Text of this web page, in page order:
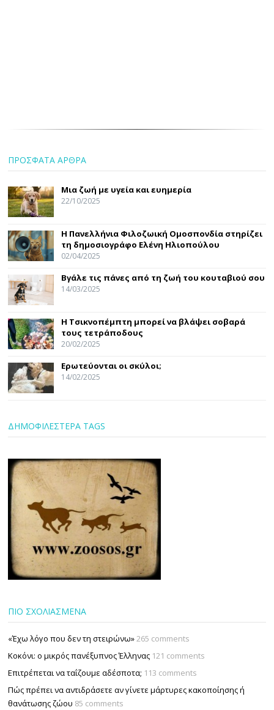
ΠΡΟΣΦΑΤΑ ΑΡΘΡΑ
Μια ζωή με υγεία και ευημερία
22/10/2025
Η Πανελλήνια Φιλοζωική Ομοσπονδία στηρίζει
τη δημοσιογράφο Ελένη Ηλιοπούλου
02/04/2025
Βγάλε τις πάνες από τη ζωή του κουταβιού σου
14/03/2025
Η Τσικνοπέμπτη μπορεί να βλάψει σοβαρά
τους τετράποδους
20/02/2025
Ερωτεύονται οι σκύλοι;
14/02/2025
ΔΗΜΟΦΙΛΕΣΤΕΡΑ TAGS
ΠΙΟ ΣΧΟΛΙΑΣΜΕΝΑ
«Έχω λόγο που δεν τη στειρώνω»265 comments
Κοκόνι: ο μικρός πανέξυπνος Έλληνας 121 comments
Επιτρέπεται να ταΐζουµε αδέσποτα; 113 comments
Πώς πρέπει να αντιδράσετε αν γίνετε μάρτυρες κακοποίησης ή
θανάτωσης ζώου 85 comments